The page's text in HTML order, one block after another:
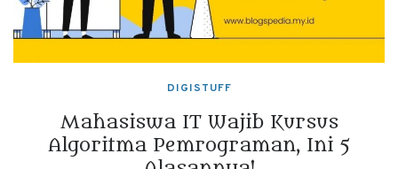
DIGISTUFF
Mahasiswa IT Wajib Kursus
Algoritma Pemrograman, Ini 5